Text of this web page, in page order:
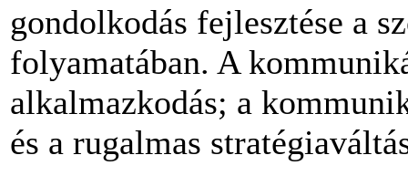
gondolkodás fejlesztése a
folyamatában. A
alkalmazkodás; a
és a rugalmas